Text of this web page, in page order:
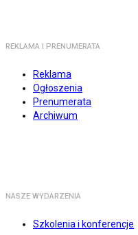
REKLAMA I PRENUMERATA
Reklama
Ogłoszenia
Prenumerata
Archiwum
NASZE WYDARZENIA
Szkolenia i konferencje